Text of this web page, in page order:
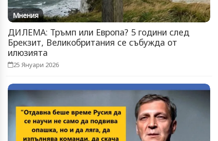
Мнения
ДИЛЕМА: Тръмп или Европа? 5 години след
Брекзит, Великобритания се събужда от
илюзията
25 Януари 2026